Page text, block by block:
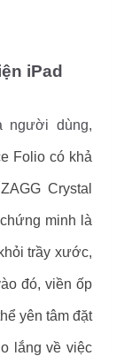
iPad
người dùng,
Folio có khả
Crystal
minh là
trầy xước,
đó, viền ốp
yên tâm đặt
lắng về việc